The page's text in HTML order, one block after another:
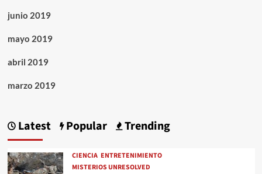
junio 2019
mayo 2019
abril 2019
marzo 2019
Latest Popular Trending
CIENCIA ENTRETENIMIENTO
MISTERIOS UNRESOLVED